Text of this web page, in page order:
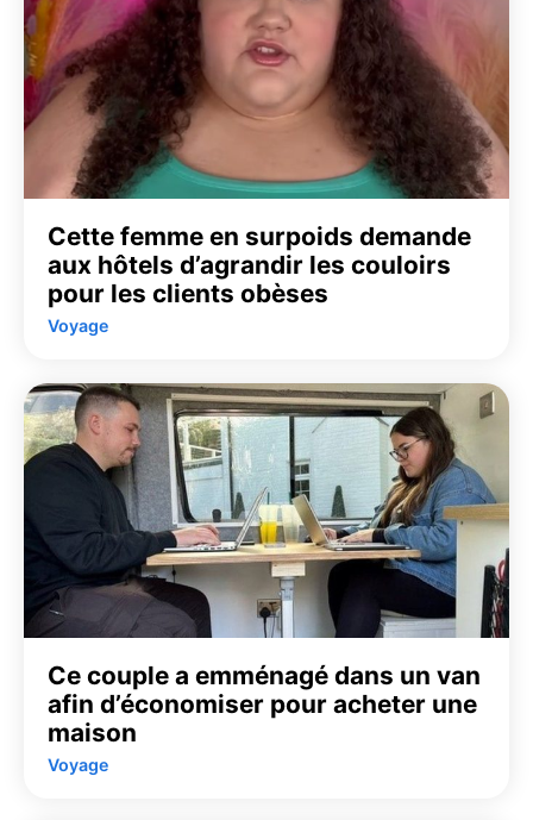
Cette femme en surpoids demande
aux hôtels d’agrandir les couloirs
pour les clients obèses
Voyage
Ce couple a emménagé dans un van
afin d’économiser pour acheter une
maison
Voyage